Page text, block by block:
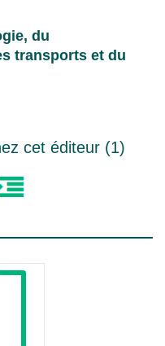
du
transports et du
cet éditeur (1)